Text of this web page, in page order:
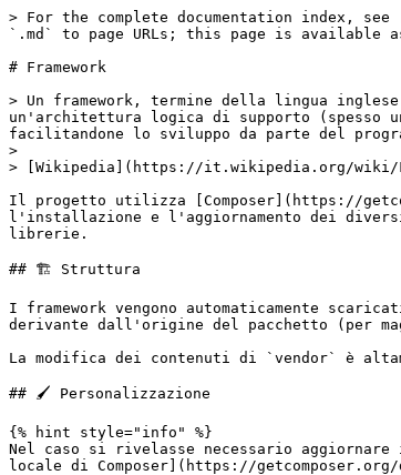
> For the complete documentation index,
`.md` to page URLs; this page is available
# Framework
> Un framework, termine della lingua
un'architettura logica di supporto (spesso
facilitandone lo sviluppo da parte del
>
> [Wikipedia](https://it.wikipedia.org/wiki/
Il progetto utilizza [Composer](https://
l'installazione e l'aggiornamento dei
librerie.
## 🏗️ Struttura
I framework vengono automaticamente
derivante dall'origine del pacchetto (per
La modifica dei contenuti di `vendor` è
## 🖌️ Personalizzazione
{% hint style="info" %}
Nel caso si rivelasse necessario
locale di Composer](https://getcomposer.org/